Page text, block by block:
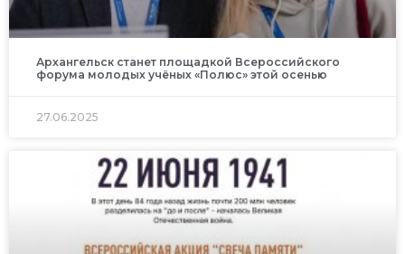
Архангельск станет площадкой Всероссийского
форума молодых учёных «Полюс» этой осенью
27.06.2025